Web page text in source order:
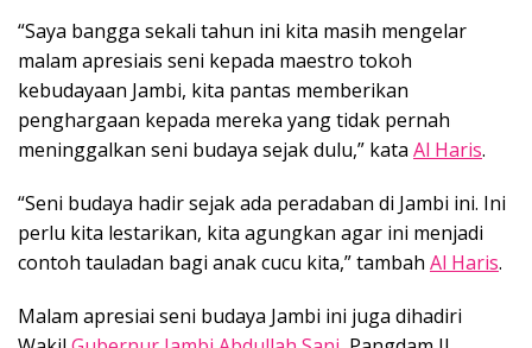
“Saya bangga sekali tahun ini kita masih mengelar
malam apresiais seni kepada maestro tokoh
kebudayaan Jambi, kita pantas memberikan
penghargaan kepada mereka yang tidak pernah
meninggalkan seni budaya sejak dulu,” kata Al Haris.
“Seni budaya hadir sejak ada peradaban di Jambi ini. Ini
perlu kita lestarikan, kita agungkan agar ini menjadi
contoh tauladan bagi anak cucu kita,” tambah Al Haris.
Malam apresiai seni budaya Jambi ini juga dihadiri